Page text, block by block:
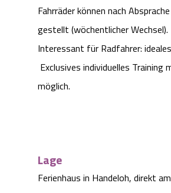
Fahrräder können nach
gestellt (wöchentlicher Wechsel).
Interessant für Radfahrer:
Exclusives individuelles
möglich.
Lage
Ferienhaus in Handeloh, direkt